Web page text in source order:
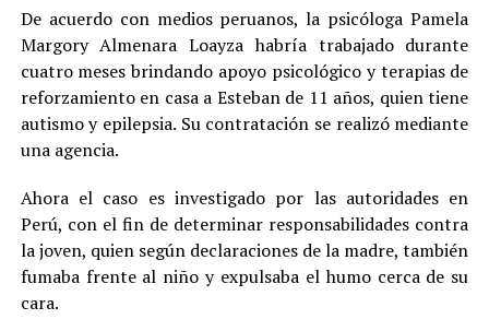
De acuerdo con medios peruanos, la psicóloga Pamela
Margory Almenara Loayza habría trabajado durante
cuatro meses brindando apoyo psicológico y terapias de
reforzamiento en casa a Esteban de 11 años, quien tiene
autismo y epilepsia. Su contratación se realizó mediante
una agencia.
Ahora el caso es investigado por las autoridades en
Perú, con el fin de determinar responsabilidades contra
la joven, quien según declaraciones de la madre, también
fumaba frente al niño y expulsaba el humo cerca de su
cara.